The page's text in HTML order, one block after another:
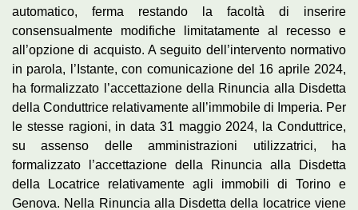
automatico, ferma restando la facoltà di inserire
consensualmente modifiche limitatamente al recesso e
all’opzione di acquisto. A seguito dell’intervento normativo
in parola, l’Istante, con comunicazione del 16 aprile 2024,
ha formalizzato l’accettazione della Rinuncia alla Disdetta
della Conduttrice relativamente all’immobile di Imperia. Per
le stesse ragioni, in data 31 maggio 2024, la Conduttrice,
su assenso delle amministrazioni utilizzatrici, ha
formalizzato l’accettazione della Rinuncia alla Disdetta
della Locatrice relativamente agli immobili di Torino e
Genova. Nella Rinuncia alla Disdetta della locatrice viene